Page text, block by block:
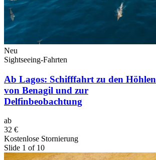
Neu
Sightseeing-Fahrten
Ab Lagos: Schifffahrt zu den Höhlen
von Benagil und zur
Delfinbeobachtung
ab
32 €
Kostenlose Stornierung
Slide 1 of 10